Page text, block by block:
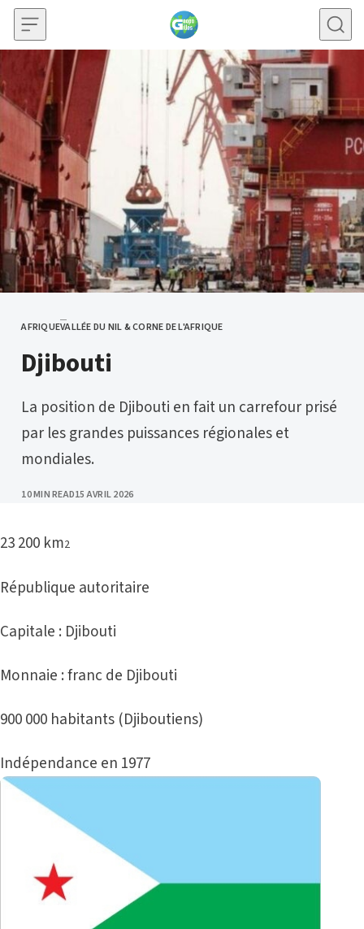
Skip to content
CATEGORY
AFRIQUEVALLÉE DU NIL & CORNE DE L'AFRIQUE
Djibouti
La position de Djibouti en fait un carrefour prisé
par les grandes puissances régionales et
mondiales.
10 MIN READPUBLISHED
15 AVRIL 2026
23 200 km2
République autoritaire
Capitale : Djibouti
Monnaie : franc de Djibouti
900 000 habitants (Djiboutiens)
Indépendance en 1977